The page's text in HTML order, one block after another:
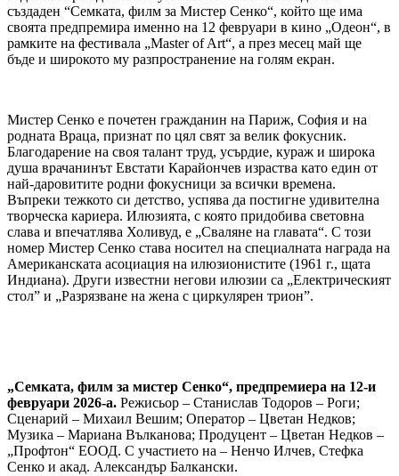
създаден “Семката, филм за Мистер Сенко“, който ще има
своята предпремира именно на 12 февруари в кино „Одеон“, в
рамките на фестивала „Master of Art“, а през месец май ще
бъде и широкото му разпространение на голям екран.
Мистер Сенко е почетен гражданин на Париж, София и на
родната Враца, признат по цял свят за велик фокусник.
Благодарение на своя талант труд, усърдие, кураж и широка
душа врачанинът Евстати Карайончев израства като един от
най-даровитите родни фокусници за всички времена.
Въпреки тежкото си детство, успява да постигне удивителна
творческа кариера. Илюзията, с която придобива световна
слава и впечатлява Холивуд, е „Сваляне на главата“. С този
номер Мистер Сенко става носител на специалната награда на
Американската асоциация на илюзионистите (1961 г., щата
Индиана). Други известни негови илюзии са „Електрическият
стол” и „Разрязване на жена с циркулярен трион”.
„Семката, филм за мистер Сенко“, предпремиера на 12-и
февруари 2026-а. Режисьор – Станислав Тодоров – Роги;
Сценарий – Михаил Вешим; Оператор – Цветан Недков;
Музика – Мариана Вълканова; Продуцент – Цветан Недков –
„Профтон“ ЕООД. С участието на – Ненчо Илчев, Стефка
Сенко и акад. Александър Балкански.